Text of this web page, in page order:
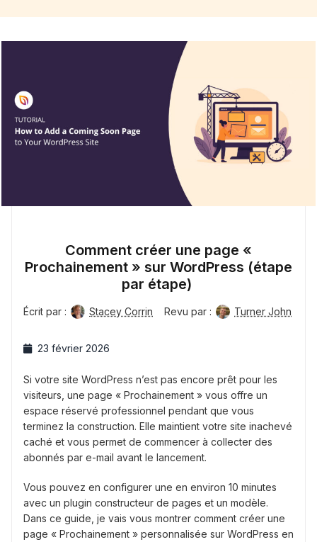
Comment créer une page «
Prochainement » sur WordPress (étape
par étape)
Écrit par : Stacey Corrin Revu par : Turner John
23 février 2026
Si votre site WordPress n’est pas encore prêt pour les
visiteurs, une page « Prochainement » vous offre un
espace réservé professionnel pendant que vous
terminez la construction. Elle maintient votre site inachevé
caché et vous permet de commencer à collecter des
abonnés par e-mail avant le lancement.
Vous pouvez en configurer une en environ 10 minutes
avec un plugin constructeur de pages et un modèle.
Dans ce guide, je vais vous montrer comment créer une
page « Prochainement » personnalisée sur WordPress en